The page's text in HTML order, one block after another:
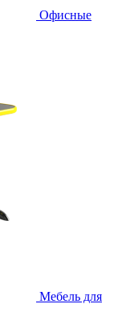
Офисные
Мебель для